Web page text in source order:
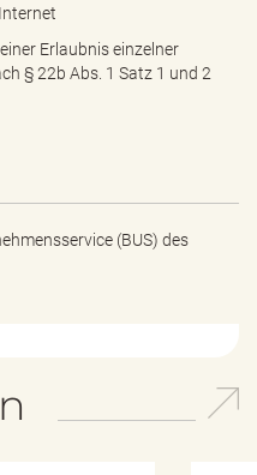
Erlaubnis einzelner
§ 22b Abs. 1 Satz 1 und 2
(BUS) des